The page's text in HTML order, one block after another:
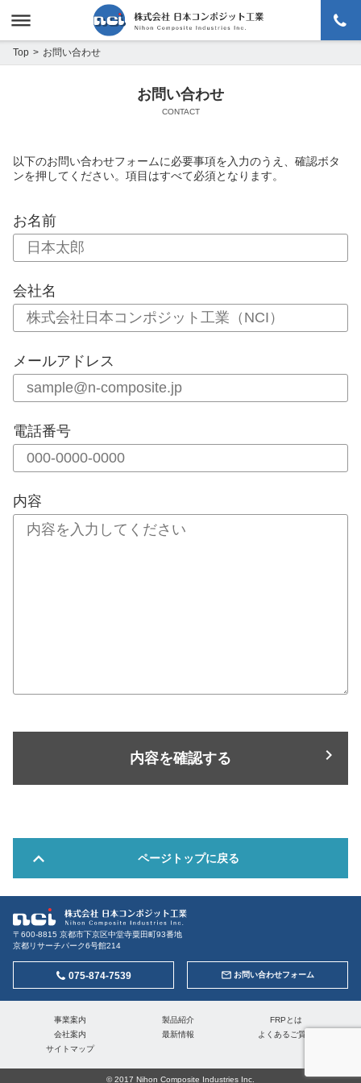
Top お問い合わせ
お問い合わせ
CONTACT
以下のお問い合わせフォームに必要事項を入力のうえ、確認ボタ
ンを押してください。項目はすべて必須となります。
お名前
会社名
メールアドレス
電話番号
内容
ページトップに戻る
〒600-8815 京都市下京区中堂寺粟田町93番地
京都リサーチパーク6号館214
075-874-7539 お問い合わせフォーム
事業案内 製品紹介
FRPとは
会社案内
最新情報
よくあるご質問
サイトマップ
© 2017 Nihon Composite Industries Inc.